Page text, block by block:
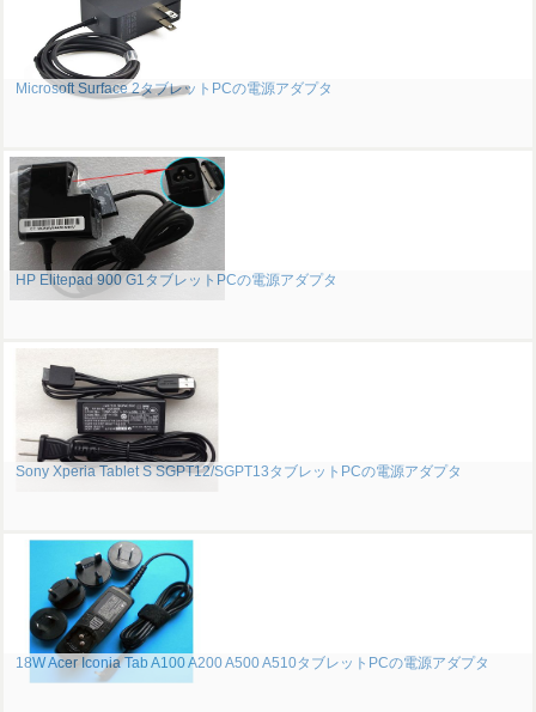
Microsoft Surface 2タブレットPCの電源アダプタ
HP Elitepad 900 G1タブレットPCの電源アダプタ
Sony Xperia Tablet S SGPT12/SGPT13タブレットPCの電源アダプタ
18W Acer Iconia Tab A100 A200 A500 A510タブレットPCの電源アダプタ